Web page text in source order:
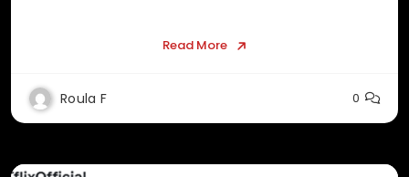
Read More
Roula F 0